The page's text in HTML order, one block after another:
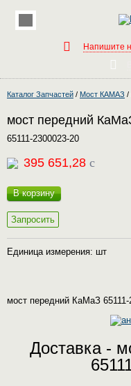
Напишите
Каталог Запчастей / Мост КАМАЗ /
мост передний
65111-2300023-20
395 651,28 c
В корзину
Запросить
Единица измерения: шт
мост передний КаМаЗ 65111-
Доставка -